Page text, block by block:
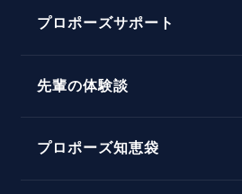
プロポーズサポート
先輩の体験談
プロポーズ知恵袋